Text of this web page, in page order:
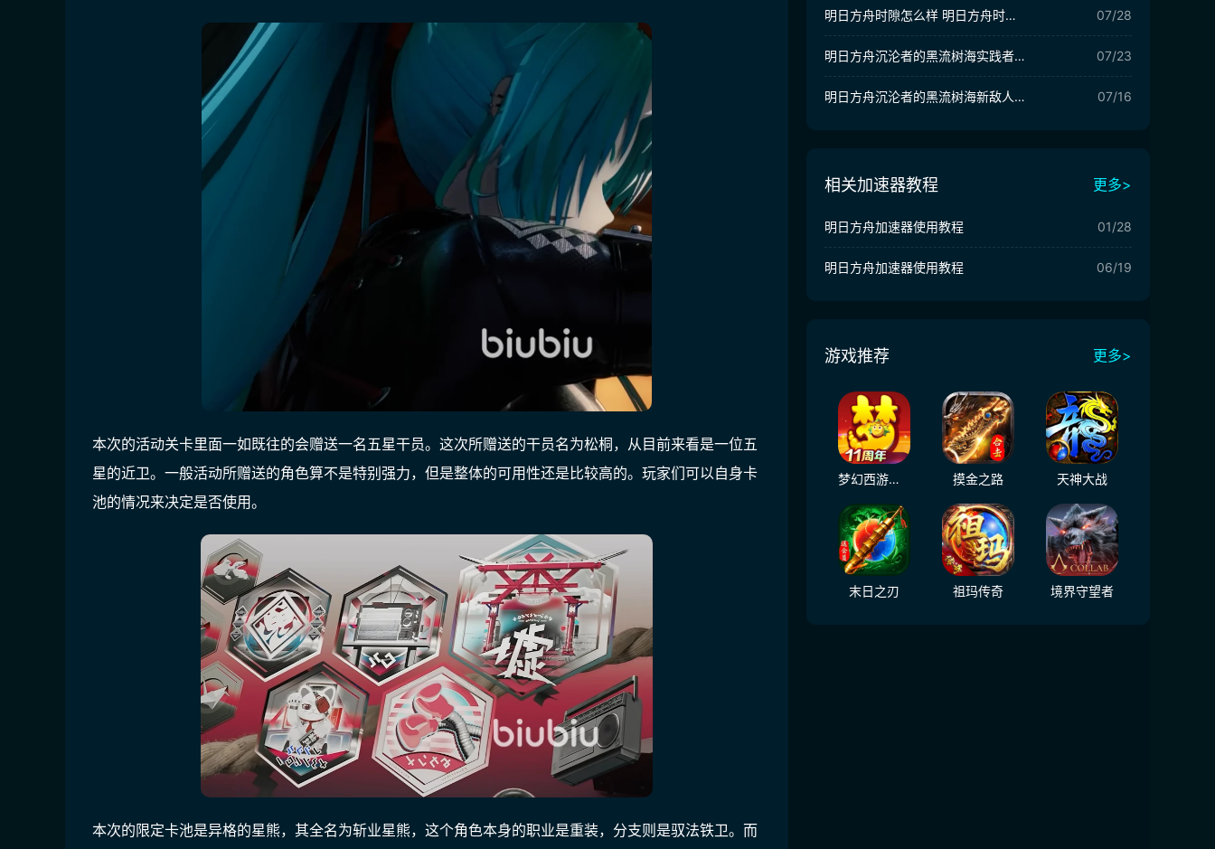
本次的活动关卡里面一如既往的会赠送一名五星干员。这次所赠送的干员名为松桐，从目前来看是一位五
星的近卫。一般活动所赠送的角色算不是特别强力，但是整体的可用性还是比较高的。玩家们可以自身卡
池的情况来决定是否使用。
本次的限定卡池是异格的星熊，其全名为斩业星熊，这个角色本身的职业是重装，分支则是驭法铁卫。而
明日方舟时隙怎么样 明日方舟时隙角色介绍 07/28
明日方舟沉沦者的黑流树海实践者列表介绍 明日方舟实践者列表怎么玩 07/23
明日方舟沉沦者的黑流树海新敌人有哪些 明日方舟新敌人爆料 07/16
相关加速器教程 更多>
明日方舟加速器使用教程 01/28
明日方舟加速器使用教程 06/19
游戏推荐 更多>
梦幻西游（大陆服） 摸金之路 天神大战
末日之刃 祖玛传奇 境界守望者